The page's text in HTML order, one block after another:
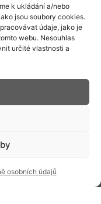
k ukládání a/nebo
jsou soubory cookies.
údaje, jako je
webu. Nesouhlas
určité vlastnosti a
osobních údajů
A VÝROBA